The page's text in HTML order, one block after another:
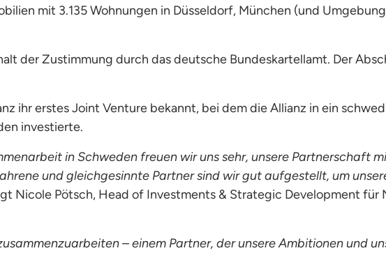
mit 3.135 Wohnungen in Düsseldorf, München (und
der Zustimmung durch das deutsche Bundeskartellamt. Der
ihr erstes Joint Venture bekannt, bei dem die Allianz in ein
investierte.
in Schweden freuen wir uns sehr, unsere Partnerschaft
und gleichgesinnte Partner sind wir gut aufgestellt, um
Nicole Pötsch, Head of Investments & Strategic Development für
– einem Partner, der unsere Ambitionen und